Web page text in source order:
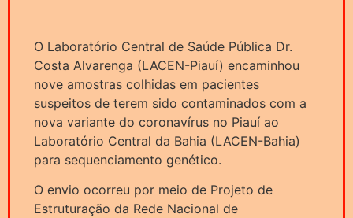
O Laboratório Central de Saúde Pública Dr.
Costa Alvarenga (LACEN-Piauí) encaminhou
nove amostras colhidas em pacientes
suspeitos de terem sido contaminados com a
nova variante do coronavírus no Piauí ao
Laboratório Central da Bahia (LACEN-Bahia)
para sequenciamento genético.
O envio ocorreu por meio de Projeto de
Estruturação da Rede Nacional de